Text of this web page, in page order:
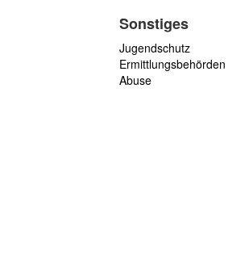
Sonstiges
Jugendschutz
Ermittlungsbehörden
Abuse